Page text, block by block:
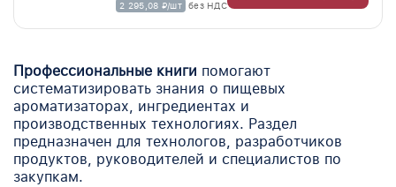
2 295,08 ₽/шт без НДС
Профессиональные книги помогают
систематизировать знания о пищевых
ароматизаторах, ингредиентах и
производственных технологиях. Раздел
предназначен для технологов, разработчиков
продуктов, руководителей и специалистов по
закупкам.